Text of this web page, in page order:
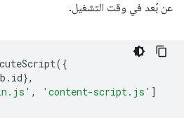
عن بُعد في وقت التشغيل.
({
. id},
, 'content-script.js' ]